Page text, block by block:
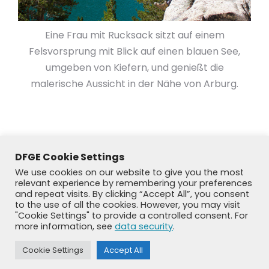
Eine Frau mit Rucksack sitzt auf einem
Felsvorsprung mit Blick auf einen blauen See,
umgeben von Kiefern, und genießt die
malerische Aussicht in der Nähe von Arburg.
Previously used menu 1
+49 8192 99 7 33-20
DFGE Cookie Settings
We use cookies on our website to give you the most
relevant experience by remembering your preferences
and repeat visits. By clicking “Accept All”, you consent
to the use of all the cookies. However, you may visit
"Cookie Settings" to provide a controlled consent. For
more information, see data security.
Cookie Settings Accept All